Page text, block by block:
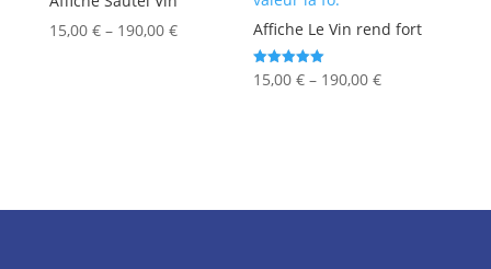
15,00 €– 190,00 € Affiche Le Vin rend fort
Note
5.00
15,00€ – 190,00€